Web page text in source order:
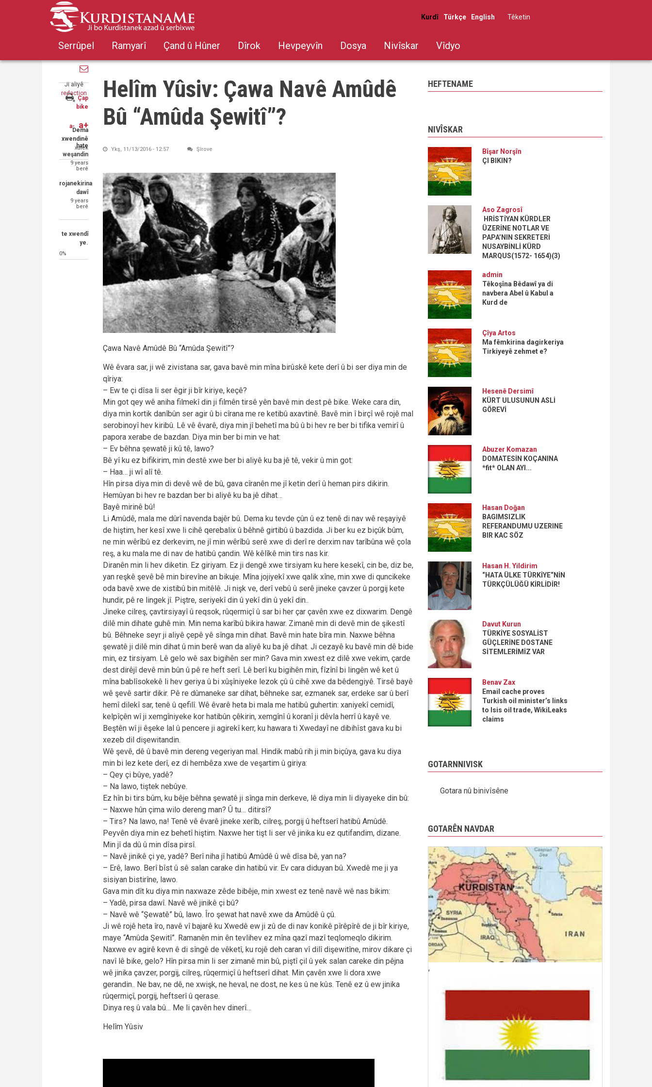
Kurdî Türkçe English
User
menu
Têketin
Serrûpel Ramyarî Çand û Hûner Dîrok Hevpeyvîn Dosya Nivîskar Vîdyo
Ji aliyê
redaction
*
Dema
xwendinê
xulek
on
Facebook
on
Twitter
Share
through
Çap
bike
a- a+
hate
weşandin
9 years
berê
rojanekirina
dawî
9 years
berê
te xwendî
ye.
0%
Helîm Yûsiv: Çawa Navê Amûdê
Bû “Amûda Şewitî”?
Ykş, 11/13/2016 - 12:57 Şîrove
Çawa Navê Amûdê Bû “Amûda Şewitî”?
Wê êvara sar, ji wê zivistana sar, gava bavê min mîna birûskê kete derî û bi ser diya min de
qîriya:
– Ew te çi dîsa li ser êgir ji bîr kiriye, keçê?
Min got qey wê aniha filmekî din ji filmên tirsê yên bavê min dest pê bike. Weke cara din,
diya min kortik danîbûn ser agir û bi cîrana me re ketibû axavtinê. Bavê min î birçî wê rojê mal
serobinoyî hev kiribû. Lê vê êvarê, diya min jî behetî ma bû û bi hev re ber bi tifika vemirî û
papora xerabe de bazdan. Diya min ber bi min ve hat:
– Ev bêhna şewatê ji kû tê, lawo?
Bê yî ku ez bifikirim, min destê xwe ber bi aliyê ku ba jê tê, vekir û min got:
– Haa… ji wî alî tê.
Hîn pirsa diya min di devê wê de bû, gava cîranên me jî ketin derî û heman pirs dikirin.
Hemûyan bi hev re bazdan ber bi aliyê ku ba jê dihat…
Bayê mirinê bû!
Li Amûdê, mala me dûrî navenda bajêr bû. Dema ku tevde çûn û ez tenê di nav wê reşayiyê
de hiştim, her kesî xwe li cihê qerebalix û bêhnê girtibû û bazdida. Ji ber ku ez biçûk bûm,
ne min wêrîbû ez derkevim, ne jî min wêrîbû serê xwe di derî re derxim nav tarîbûna wê çola
reş, a ku mala me di nav de hatibû çandin. Wê kêlîkê min tirs nas kir.
Diranên min li hev diketin. Ez giriyam. Ez ji dengê xwe tirsiyam ku here kesekî, cin be, diz be,
yan reşkê şevê bê min birevîne an bikuje. Mîna jojiyekî xwe qalik xîne, min xwe di quncikeke
oda bavê xwe de xistibû bin mitêlê. Ji nişk ve, derî vebû û serê jineke çavzer û porgij kete
hundir, pê re lingek jî. Piştre, seriyekî din û yekî din û yekî din..
Jineke cilreş, çavtirsiyayî û reqsok, rûqermiçî û sar bi her çar çavên xwe ez dixwarim. Dengê
dilê min dihate guhê min. Min nema karîbû bikira hawar. Zimanê min di devê min de şikestî
bû. Bêhneke seyr ji aliyê çepê yê sînga min dihat. Bavê min hate bîra min. Naxwe bêhna
şewatê ji dilê min dihat û min berê wan da aliyê ku ba jê dihat. Ji cezayê ku bavê min dê bide
min, ez tirsiyam. Lê gelo wê sax bigihên ser min? Gava min xwest ez dilê xwe vekim, çarde
dest dirêjî devê min bûn û pê re heft serî. Lê berî ku bigihên min, fîzînî bi lingên wê ket û
mîna bablîsokekê li hev geriya û bi xûşîniyeke lezok çû û cihê xwe da bêdengiyê. Tirsê bayê
wê şevê sartir dikir. Pê re dûmaneke sar dihat, bêhneke sar, ezmanek sar, erdeke sar û berî
hemî dilekî sar, tenê û qefilî. Wê êvarê heta bi mala me hatibû guhertin: xaniyekî cemidî,
kelpîçên wî ji xemgîniyeke kor hatibûn çêkirin, xemgînî û koranî ji dêvla herrî û kayê ve.
Beştên wî ji êşeke lal û pencere ji agirekî kerr, ku hawara ti Xwedayî ne dibihîst gava ku bi
xezeb dil dişewitandin.
Wê şevê, dê û bavê min dereng vegeriyan mal. Hindik mabû rih ji min biçûya, gava ku diya
min bi lez kete derî, ez di hembêza xwe de veşartim û giriya:
– Qey çi bûye, yadê?
– Na lawo, tiştek nebûye.
Ez hîn bi tirs bûm, ku bêje bêhna şewatê ji sînga min derkeve, lê diya min li diyayeke din bû:
– Naxwe hûn çima wilo dereng man? Û tu… ditirsî?
– Tirs? Na lawo, na! Tenê vê êvarê jineke xerîb, cilreş, porgij û heftserî hatibû Amûdê.
Peyvên diya min ez behetî hiştim. Naxwe her tişt li ser vê jinika ku ez qutifandim, dizane.
Min jî da dû û min dîsa pirsî.
– Navê jinikê çi ye, yadê? Berî niha jî hatibû Amûdê û wê dîsa bê, yan na?
– Erê, lawo. Berî bîst û sê salan carake din hatibû vir. Ev cara diduyan bû. Xwedê me ji ya
sisiyan bistirîne, lawo.
Gava min dît ku diya min naxwaze zêde bibêje, min xwest ez tenê navê wê nas bikim:
– Yadê, pirsa dawî. Navê wê jinikê çi bû?
– Navê wê “Şewatê” bû, lawo. Îro şewat hat navê xwe da Amûdê û çû.
Ji wê rojê heta îro, navê vî bajarê ku Xwedê ew ji zû de di nav konikê pîrêpîrê de ji bîr kiriye,
maye “Amûda Şewitî”. Ramanên min ên tevlihev ez mîna qazî mazî teqlomeqlo dikirim.
Naxwe ev agirê kevn ê di sîngê de vêketî, ku rojê deh caran vî dilî dişewitîne, mirov dikare çi
navî lê bike, gelo? Hîn pirsa min li ser zimanê min bû, piştî çil û yek salan careke din pêjna
wê jinika çavzer, porgij, cilreş, rûqermiçî û heftserî dihat. Min çavên xwe li dora xwe
gerandin.. Ne bav, ne dê, ne xwişk, ne heval, ne dost, ne kes û ne kûs. Tenê ez û ew jinika
rûqermiçî, porgij, heftserî û qerase.
Dinya reş û vala bû… Me li çavên hev dinerî…
Helîm Yûsiv
HEFTENAME
NIVÎSKAR
Bîşar Norşîn
ÇI BIKIN?
Aso Zagrosî
HRİSTİYAN KÜRDLER
ÜZERİNE NOTLAR VE
PAPA’NIN SEKRETERİ
NUSAYBİNLİ KÜRD
MARQUS(1572- 1654)(3)
admin
Têkoşîna Bêdawî ya di
navbera Abel û Kabul a
Kurd de
Çîya Artos
Ma fêmkirina dagirkeriya
Tirkiyeyê zehmet e?
Hesenê Dersimî
KÜRT ULUSUNUN ASLİ
GÖREVİ
Abuzer Komazan
DOMATESİN KOÇANINA
*fit* OLAN AYI...
Hasan Doğan
BAGIMSIZLIK
REFERANDUMU UZERINE
BIR KAC SÖZ
Hasan H. Yildirim
“HATA ÜLKE TÜRKİYE“NİN
TÜRKÇÜLÜĞÜ KİRLİDİR!
Davut Kurun
TÜRKİYE SOSYALİST
GÜÇLERİNE DOSTANE
SİTEMLERİMİZ VAR
Benav Zax
Email cache proves
Turkish oil minister’s links
to Isis oil trade, WikiLeaks
claims
GOTARNNIVISK
Gotara nû binivîsêne
GOTARÊN NAVDAR
,